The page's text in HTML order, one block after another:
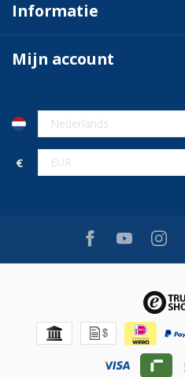
Informatie
Mijn account
€